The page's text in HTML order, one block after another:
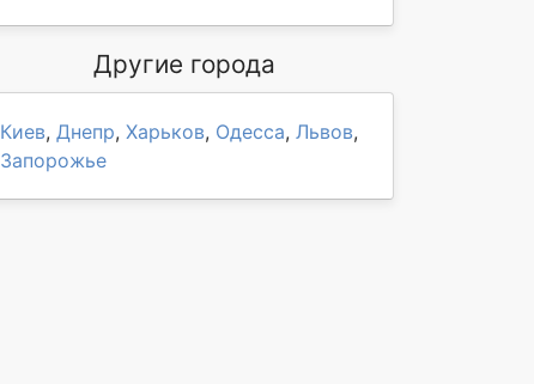
Другие города
Киев, Днепр, Харьков, Одесса, Львов,
Запорожье